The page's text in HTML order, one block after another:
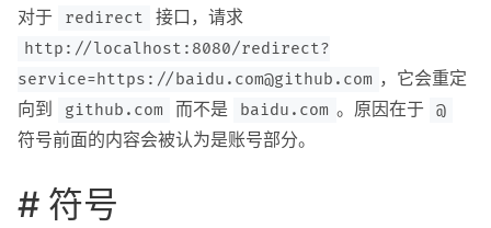
对于 redirect 接口，请求
http://localhost:8080/redirect?
service=https://baidu.com@github.com ，它会重定
向到
github.com 而不是 baidu.com 。原因在于 @
符号前面的内容会被认为是账号部分。
# 符号